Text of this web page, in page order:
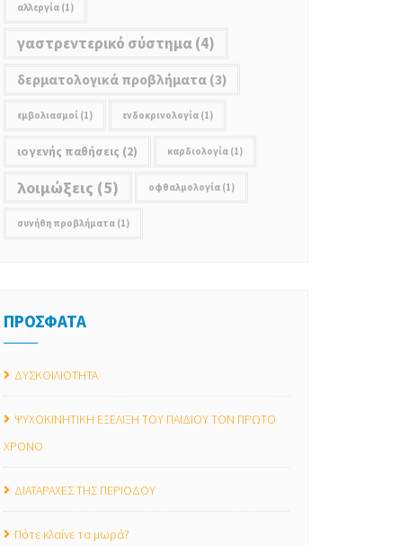
αλλεργία (1)
γαστρεντερικό σύστημα(4)
δερματολογικά προβλήματα (3)
εμβολιασμοί (1) ενδοκρινολογία (1)
ιογενής παθήσεις (2) καρδιολογία (1)
λοιμώξεις (5) οφθαλμολογία (1)
συνήθη προβλήματα (1)
ΠΡΟΣΦΑΤΑ
ΔΥΣΚΟΙΛΙΟΤΗΤΑ
ΨΥΧΟΚΙΝΗΤΙΚΗ ΕΞΕΛΙΞΗ ΤΟΥ ΠΑΙΔΙΟΥ ΤΟΝ ΠΡΩΤΟ
ΧΡΟΝΟ
ΔΙΑΤΑΡΑΧΕΣ ΤΗΣ ΠΕΡΙΟΔΟΥ
Πότε κλαίνε τα μωρά?